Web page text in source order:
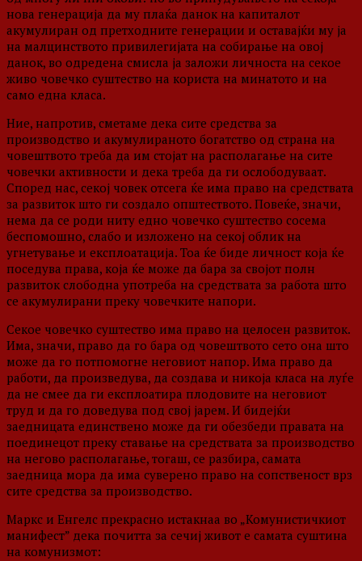
нова генерација да му плаќа данок на капиталот
акумулиран од претходните генерации и оставајќи му ја
на малцинството привилегијата на собирање на овој
данок, во одредена смисла ја заложи личноста на секое
живо човечко суштество на користа на минатото и на
само една класа.
Ние, напротив, сметаме дека сите средства за
производство и акумулираното богатство од страна на
човештвото треба да им стојат на располагање на сите
човечки активности и дека треба да ги ослободуваат.
Според нас, секој човек отсега ќе има право на средствата
за развиток што ги создало општеството. Повеќе, значи,
нема да се роди ниту едно човечко суштество сосема
беспомошно, слабо и изложено на секој облик на
угнетување и експлоатација. Тоа ќе биде личност која ќе
поседува права, која ќе може да бара за својот полн
развиток слободна употреба на средствата за работа што
се акумулирани преку човечките напори.
Секое човечко суштество има право на целосен развиток.
Има, значи, право да го бара од човештвото сето она што
може да го потпомогне неговиот напор. Има право да
работи, да произведува, да создава и никоја класа на луѓе
да не смее да ги експлоатира плодовите на неговиот
труд и да го доведува под свој јарем. И бидејќи
заедницата единствено може да ги обезбеди правата на
поединецот преку ставање на средствата за производство
на негово располагање, тогаш, се разбира, самата
заедница мора да има суверено право на сопственост врз
сите средства за производство.
Маркс и Енгелс прекрасно истакнаа во „Комунистичкиот
манифест” дека почитта за сечиј живот е самата суштина
на комунизмот: